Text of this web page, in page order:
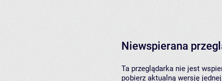
Niewspierana
Ta przeglądarka nie jest
pobierz aktualną wersję